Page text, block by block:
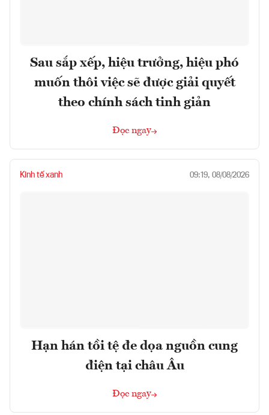
Sau sắp xếp, hiệu trưởng, hiệu phó
muốn thôi việc sẽ được giải quyết
theo chính sách tinh giản
Đọc ngay
Kinh tế xanh 09:19, 08/08/2026
Hạn hán tồi tệ đe dọa nguồn cung
điện tại châu Âu
Đọc ngay